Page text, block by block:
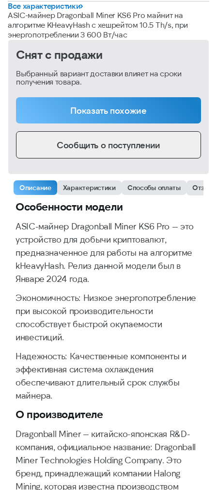
Все характеристики
ASIC-майнер Dragonball Miner KS6 Pro майнит на
алгоритме KHeavyHash с хешрейтом 10.5 Th/s, при
энергопотреблении 3 600 Вт/час
Описание Характеристики Способы оплаты Отзывы
Особенности модели
ASIC-майнер Dragonball Miner KS6 Pro — это
устройство для добычи криптовалют,
предназначенное для работы на алгоритме
kHeavyHash. Релиз данной модели был в
Январе 2024 года.
Экономичность: Низкое энергопотребление
при высокой производительности
способствует быстрой окупаемости
инвестиций.
Надежность: Качественные компоненты и
эффективная система охлаждения
обеспечивают длительный срок службы
майнера.
О производителе
Dragonball Miner — китайско-японская R&D-
компания, официальное название: Dragonball
Miner Technologies Holding Company. Это
бренд, принадлежащий компании Halong
Mining, которая известна производством
Снят с продажи
Выбранный вариант доставки влияет на сроки
получения товара.
Показать похожие
Сообщить о поступлении